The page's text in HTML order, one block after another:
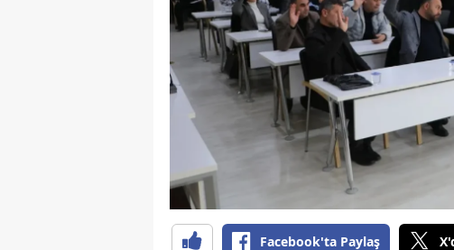
Samsun
Siirt
Sinop
Sivas
Tekirdağ
Trabzon
Facebook'ta Paylaş